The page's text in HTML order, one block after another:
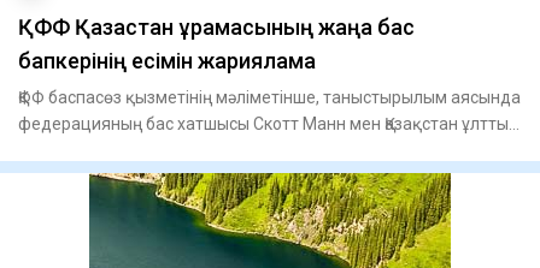
ҚФФ Қазақстан құрамасының жаңа бас
бапкерінің есімін жарияламақ
ҚФФ баспасөз қызметінің мәліметінше, таныстырылым аясында
федерацияның бас хатшысы Скотт Манн мен Қазақстан ұлттық